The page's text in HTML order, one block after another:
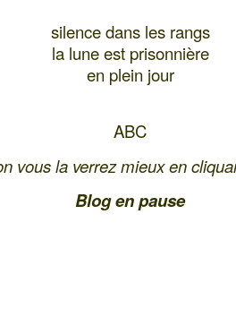
silence dans les rangs
la lune est prisonnière
en plein jour
ABC
vous la verrez mieux en
Blog en pause